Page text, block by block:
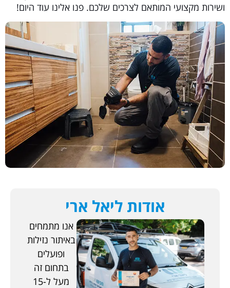
ושירות מקצועי המותאם לצרכים שלכם. פנו אלינו עוד היום!
אודות ליאל ארי
אנו מתמחים
באיתור נזילות
ופועלים
בתחום זה
מעל ל-15